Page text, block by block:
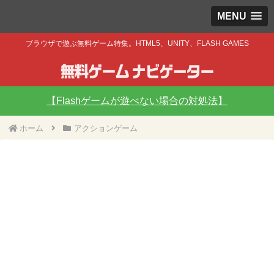
MENU
ブラウザで遊ぶ無料ゲーム特集。HTML5、UNITY、FLASH GAMES
【Flashゲームが遊べない場合の対処法】
ホーム アクションゲーム